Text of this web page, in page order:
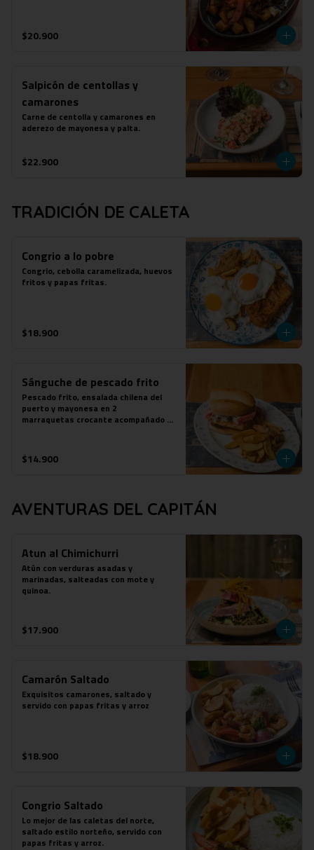
$20.900
Salpicón de centollas y
camarones
Carne de centolla y camarones en
aderezo de mayonesa y palta.
$22.900
TRADICIÓN DE CALETA
Congrio a lo pobre
Congrio, cebolla caramelizada, huevos
fritos y papas fritas.
$18.900
Sánguche de pescado frito
Pescado frito, ensalada chilena del
puerto y mayonesa en 2
marraquetas crocante acompañado de
$14.900
AVENTURAS DEL CAPITÁN
Atun al Chimichurri
Atún con verduras asadas y
marinadas, salteadas con mote y
quinoa.
$17.900
Camarón Saltado
Exquisitos camarones, saltado y
servido con papas fritas y arroz
$18.900
Congrio Saltado
Lo mejor de las caletas del norte,
saltado estilo norteño, servido con
papas fritas y arroz.